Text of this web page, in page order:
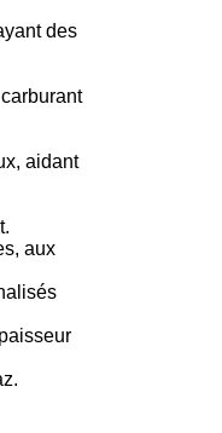
des
aidant
aux